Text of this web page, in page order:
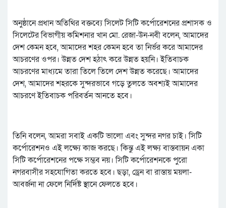
অনুষ্ঠানে প্রধান অতিথির বক্তব্যে সিলেট সিটি কর্পোরেশনের প্রশাসক ও
সিলেটের বিভাগীয় কমিশনার খান মো. রেজা-উন-নবী বলেন, আমাদের
দেশ কেমন হবে, আমাদের শহর কেমন হবে তা নির্ভর করে আমাদের
আচরণের ওপর। উন্নত দেশ হঠাৎ করে উন্নত হয়নি। ইতিবাচক
আচরণের মাধ্যমে তারা তিলে তিলে দেশ উন্নত করেছে। আমাদের
দেশ, আমাদের শহরকে সুন্দরভাবে গড়ে তুলতে অবশ্যই আমাদের
আচরণে ইতিবাচক পরিবর্তন আনতে হবে।
তিনি বলেন, আমরা সবাই একটি ভালো এবং সুন্দর নগর চাই। সিটি
কর্পোরেশনও এই লক্ষ্যে কাজ করছে। কিন্তু এই লক্ষ্য বাস্তবায়ন একা
সিটি কর্পোরেশনের পক্ষে সম্ভব নয়। সিটি কর্পোরেশনকে পুরো
নগরবাসীর সহযোগিতা করতে হবে। ছড়া, ড্রেন বা রাস্তায় ময়লা-
আবর্জনা না ফেলে নির্দিষ্ট স্থানে ফেলতে হবে।